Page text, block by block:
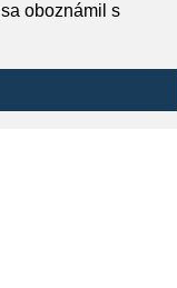
oboznámil s